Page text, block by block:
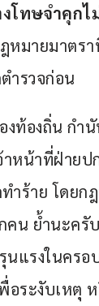
โทษจำคุก
หมายมาตร
ำรวจก่อน
ท้องถิ่น กำ
หน้าที่ฝ่ายป
ำร้าย โดย
น ย้ำนะครั
นแรงในคร
อระงับเหตุ